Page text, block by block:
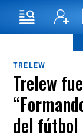
TRELEW
Trelew
del fútbol